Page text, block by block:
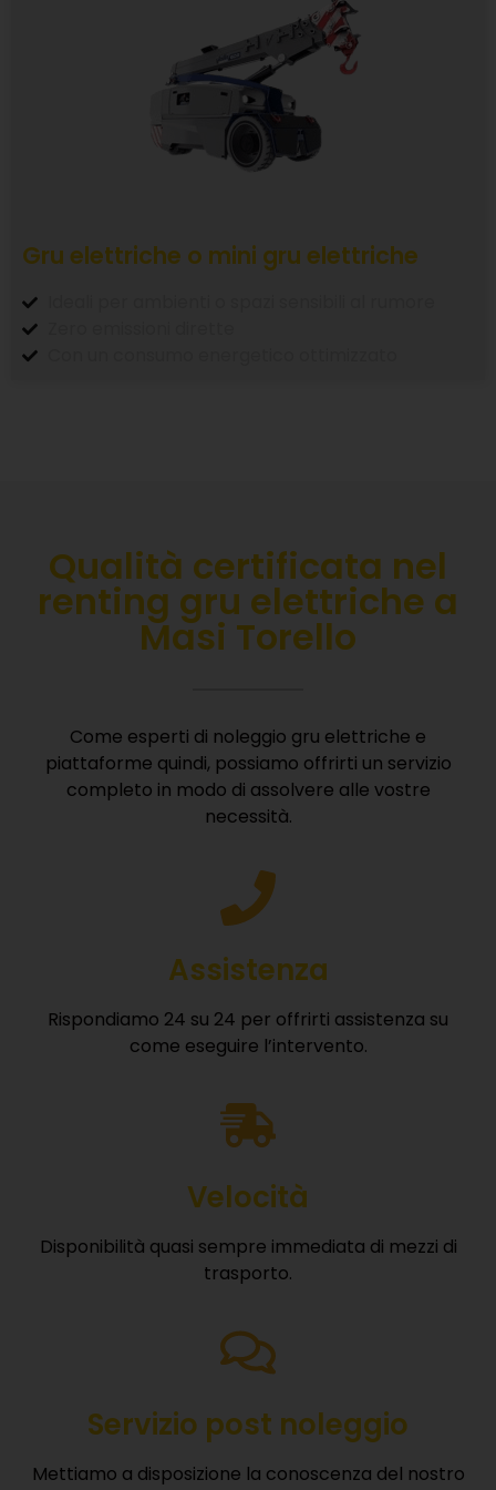
Gru elettriche o mini gru elettriche
Qualità certificata nel
renting gru elettriche a
Masi Torello
Come esperti di noleggio gru elettriche e
piattaforme quindi, possiamo offrirti un servizio
completo in modo di assolvere alle vostre
necessità.
Assistenza
Rispondiamo 24 su 24 per offrirti assistenza su
come eseguire l’intervento.
Velocità
Disponibilità quasi sempre immediata di mezzi di
trasporto.
Servizio post noleggio
Mettiamo a disposizione la conoscenza del nostro